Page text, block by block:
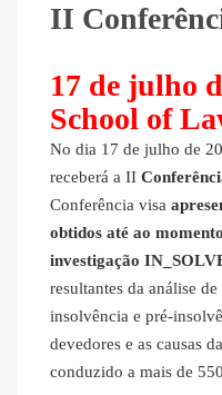
II
17 de julho
School of
No dia 17 de julho de
receberá a II
Conferência visa
obtidos até ao
investigação
resultantes da análise
insolvência e pré-
devedores e as causas
conduzido a mais de